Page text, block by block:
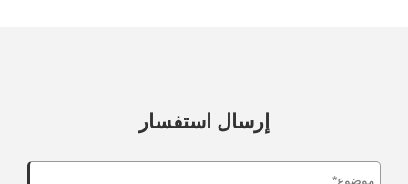
إرسال استفسار